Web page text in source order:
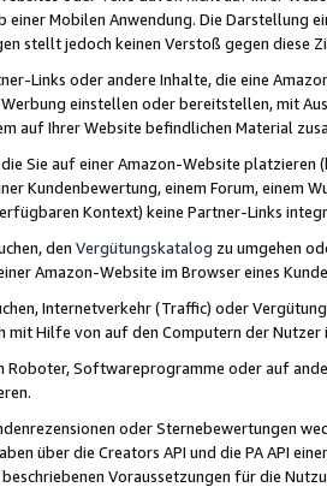
einer Mobilen Anwendung. Die Darstellung
stellt jedoch keinen Verstoß gegen diese
Links oder andere Inhalte, die eine
einstellen oder bereitstellen, mit
auf Ihrer Website befindlichen Material
Sie auf einer Amazon-Website
Kundenbewertung, einem Forum, einem
Kontext) keine Partner-Links
den Vergütungskatalog zu umgehen
Amazon-Website im Browser eines
Internetverkehr (Traffic) oder
mit Hilfe von auf den Computern der
Roboter, Softwareprogramme oder auf
oder Sternebewertungen
über die Creators API und die PA API
Voraussetzungen für die